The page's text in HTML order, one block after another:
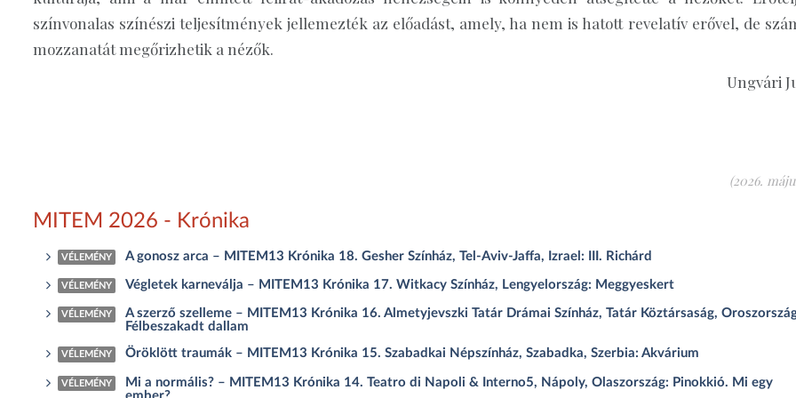
színvonalas színészi teljesítmények jellemezték az előadást, amely, ha nem is hatott revelatív erővel, de
mozzanatát megőrizhetik a nézők.
Ungvári
(2026.
MITEM 2026 - Krónika
VÉLEMÉNY A gonosz arca – MITEM13 Krónika 18. Gesher Színház, Tel-Aviv-Jaffa, Izrael: III. Richárd
VÉLEMÉNY Végletek karneválja – MITEM13 Krónika 17. Witkacy Színház, Lengyelország: Meggyeskert
VÉLEMÉNY
A szerző szelleme – MITEM13 Krónika 16. Almetyjevszki Tatár Drámai Színház, Tatár Köztársaság,
Félbeszakadt dallam
VÉLEMÉNY Öröklött traumák – MITEM13 Krónika 15. Szabadkai Népszínház, Szabadka, Szerbia: Akvárium
VÉLEMÉNY
Mi a normális? – MITEM13 Krónika 14. Teatro di Napoli & Interno5, Nápoly, Olaszország: Pinokkió. Mi egy